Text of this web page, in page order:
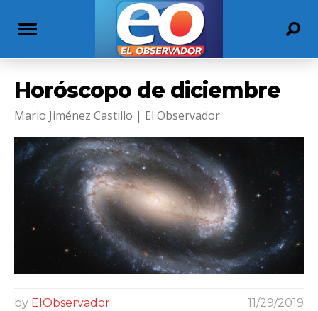
Horóscopo de diciembre
Mario Jiménez Castillo | El Observador
by ElObservador 11/29/2019